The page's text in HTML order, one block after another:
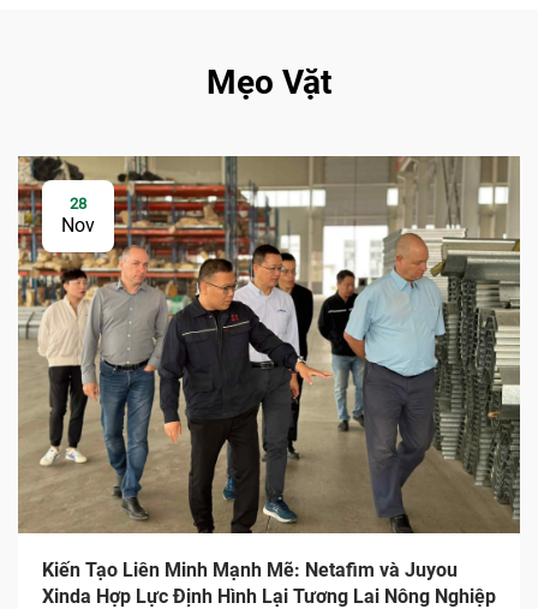
Mẹo Vặt
28
Nov
Kiến Tạo Liên Minh Mạnh Mẽ: Netafim và Juyou
Xinda Hợp Lực Định Hình Lại Tương Lai Nông Nghiệp